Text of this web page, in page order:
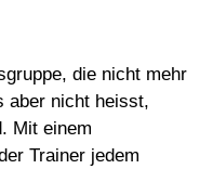
die nicht mehr
aber nicht heisst,
Mit einem
Trainer jedem